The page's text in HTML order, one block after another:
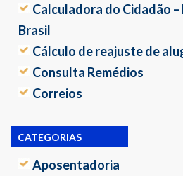
Calculadora do Cidadão
Brasil
Cálculo de reajuste de
Consulta Remédios
Correios
CATEGORIAS
Aposentadoria